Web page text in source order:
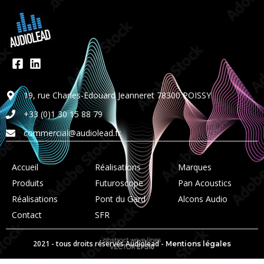
19, rue Charles-Edouard Jeanneret 78300 POISSY
+33 (0)1 30 15 88 79
commercial@audiolead.fr
Accueil
Produits
Réalisations
Contact
Réalisations
Futuroscope
Pont du Gard
SFR
Marques
Pan Acoustics
Alcons Audio
2021 - tous droits réservés Audiolead - Mentions légales